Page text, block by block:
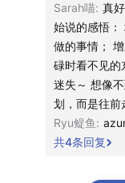
👆你这么一说
更有勇气了。
更感动的是，
别人的。「我
也是别人的垫
达和可爱。
Sarah喵: 真
始说的感悟：
做的事情；
碌时看不见的
迷失～ 想像
划，而是往前
Ryu鳀鱼 :
共4条回复